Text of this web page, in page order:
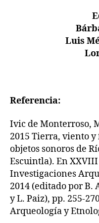
Luis
Referencia:
Ivic de Monterroso,
2015 Tierra, viento
objetos sonoros de
Escuintla). En
Investigaciones
2014 (editado por B.
y L. Paiz), pp. 255-
Arqueología y